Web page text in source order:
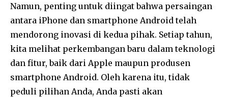
Namun, penting untuk diingat bahwa persaingan
antara iPhone dan smartphone Android telah
mendorong inovasi di kedua pihak. Setiap tahun,
kita melihat perkembangan baru dalam teknologi
dan fitur, baik dari Apple maupun produsen
smartphone Android. Oleh karena itu, tidak
peduli pilihan Anda, Anda pasti akan